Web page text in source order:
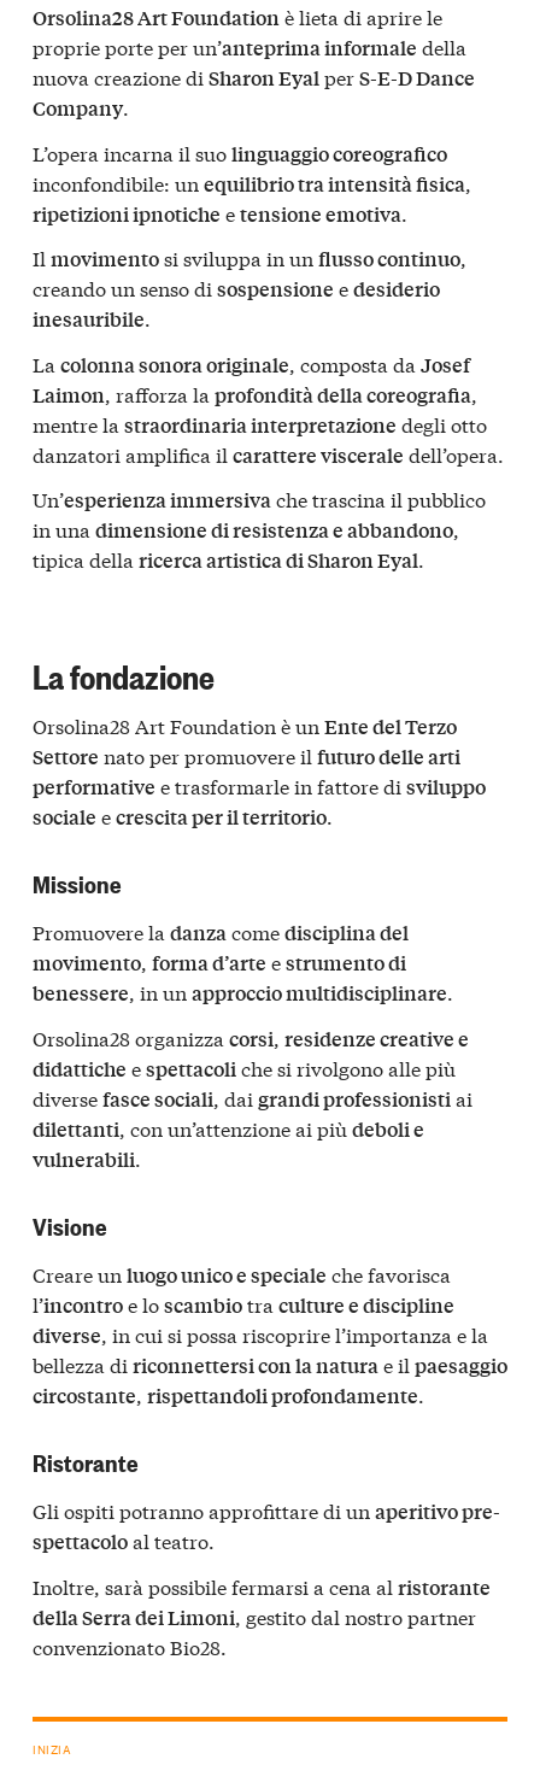
Orsolina28 Art Foundationè lieta di aprire le
proprie porte per un’anteprima informale della
nuova creazione di Sharon EyalperS-E-D Dance
Company.
L’opera incarna il suolinguaggio coreografico
inconfondibile: un equilibrio tra intensità fisica
ripetizioni ipnotiche etensione emotiva
Il movimentosi sviluppa in un flusso continuo,
creando un senso di sospensione edesiderio
inesauribile.
La colonna sonora originale, composta da Josef
Laimon, rafforza la profondità della coreografia,
mentre la straordinaria interpretazione degli otto
danzatori amplifica il carattere viscerale dell’opera.
Un’esperienza immersivache trascina il pubblico
in una dimensione di resistenza e abbandono,
tipica della ricerca artistica di Sharon Eyal.
La fondazione
Orsolina28 Art Foundation è un Ente del Terzo
Settore nato per promuovere il futuro delle arti
performative e trasformarle in fattore di sviluppo
sociale ecrescita per il territorio.
Missione
Promuovere la danzacomedisciplina del
movimento, forma d’arte estrumento di
benessere, in un approccio multidisciplinare.
Orsolina28 organizza corsi, residenze creative e
didattiche espettacoliche si rivolgono alle più
diversefasce sociali, dai grandi professionistiai
dilettanti, con un’attenzione ai più deboli e
vulnerabili.
Visione
Creare un luogo unico e speciale che favorisca
l’incontroe loscambiotra culture e discipline
diverse, in cui si possa riscoprire l’importanza e la
bellezza di riconnettersi con la naturae il paesaggio
circostante, rispettandoli profondamente.
Ristorante
Gli ospiti potranno approfittare di un aperitivo pre-
spettacoloal teatro.
Inoltre, sarà possibile fermarsi a cena al ristorante
della Serra dei Limoni, gestito dal nostro partner
convenzionato Bio28.
INIZIA